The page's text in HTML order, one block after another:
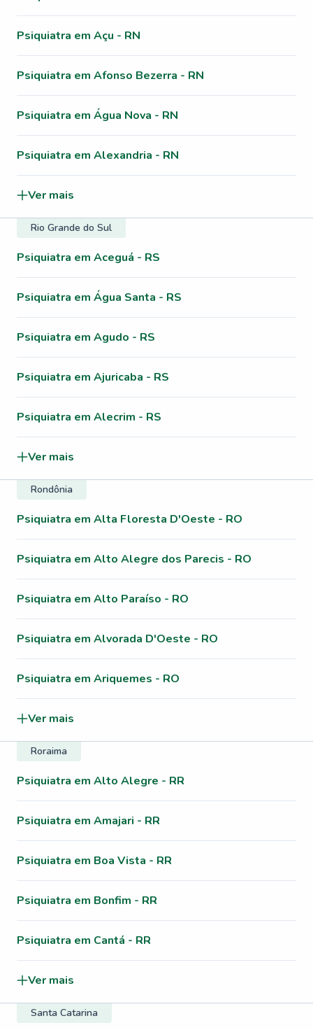
Psiquiatra em Açu - RN
Psiquiatra em Afonso Bezerra - RN
Psiquiatra em Água Nova - RN
Psiquiatra em Alexandria - RN
Ver mais
Rio Grande do Sul
Psiquiatra em Aceguá - RS
Psiquiatra em Água Santa - RS
Psiquiatra em Agudo - RS
Psiquiatra em Ajuricaba - RS
Psiquiatra em Alecrim - RS
Ver mais
Rondônia
Psiquiatra em Alta Floresta D'Oeste - RO
Psiquiatra em Alto Alegre dos Parecis - RO
Psiquiatra em Alto Paraíso - RO
Psiquiatra em Alvorada D'Oeste - RO
Psiquiatra em Ariquemes - RO
Ver mais
Roraima
Psiquiatra em Alto Alegre - RR
Psiquiatra em Amajari - RR
Psiquiatra em Boa Vista - RR
Psiquiatra em Bonfim - RR
Psiquiatra em Cantá - RR
Ver mais
Santa Catarina